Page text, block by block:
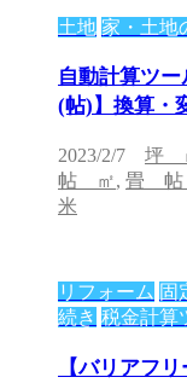
土地 家・土地
自動計算ツ
(帖)】換算・
2023/2/7 坪
帖 ㎡, 畳
米
リフォーム 固
続き 税金計算
【バリアフ